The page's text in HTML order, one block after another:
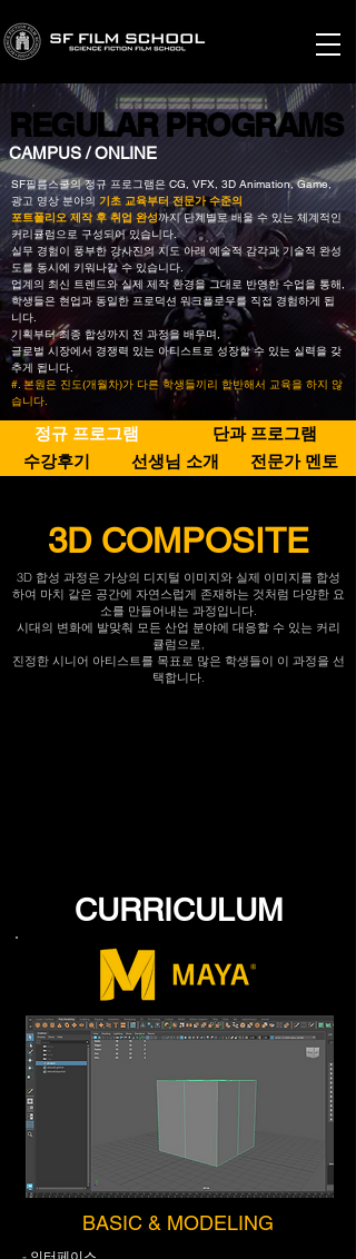
REGULAR PROGRAMS
REGULAR PROGRAMS
CAMPUS / ONLINE
SF필름스쿨의 정규 프로그램은 CG, VFX, 3D Animation, Game,
광고 영상 분야의 기초 교육부터 전문가 수준의
포트폴리오 제작 후 취업 완성까지단계별로 배울 수 있는 체계적인
커리큘럼으로 구성되어 있습니다.
실무 경험이 풍부한 강사진의 지도 아래 예술적 감각과 기술적 완성
도를 동시에 키워나갈 수 있습니다.
업계의 최신 트렌드와 실제 제작 환경을 그대로 반영한 수업을 통해,
학생들은 현업과 동일한 프로덕션 워크플로우를 직접 경험하게 됩
니다.
기획부터 최종 합성까지 전 과정을 배우며,
글로벌 시장에서 경쟁력 있는 아티스트로 성장할 수 있는 실력을 갖
추게 됩니다.
#. 본원은 진도(개월차)가 다른 학생들끼리 합반해서 교육을 하지 않
습니다.
정규 프로그램
단과 프로그램
수강후기
선생님 소개 전문가 멘토
3D COMPOSITE
3D 합성 과정은 가상의 디지털 이미지와 실제 이미지를 합성
하여 마치 같은 공간에 자연스럽게 존재하는 것처럼 다양한 요
소를 만들어내는 과정입니다.
시대의 변화에 ​​발맞춰 모든 산업 분야에 대응할 수 있는 커리
큘럼으로,
진정한 시니어 아티스트를 목표로 많은 학생들이 이 과정을 선
택합니다.
CURRICULUM
BASIC & MODELING